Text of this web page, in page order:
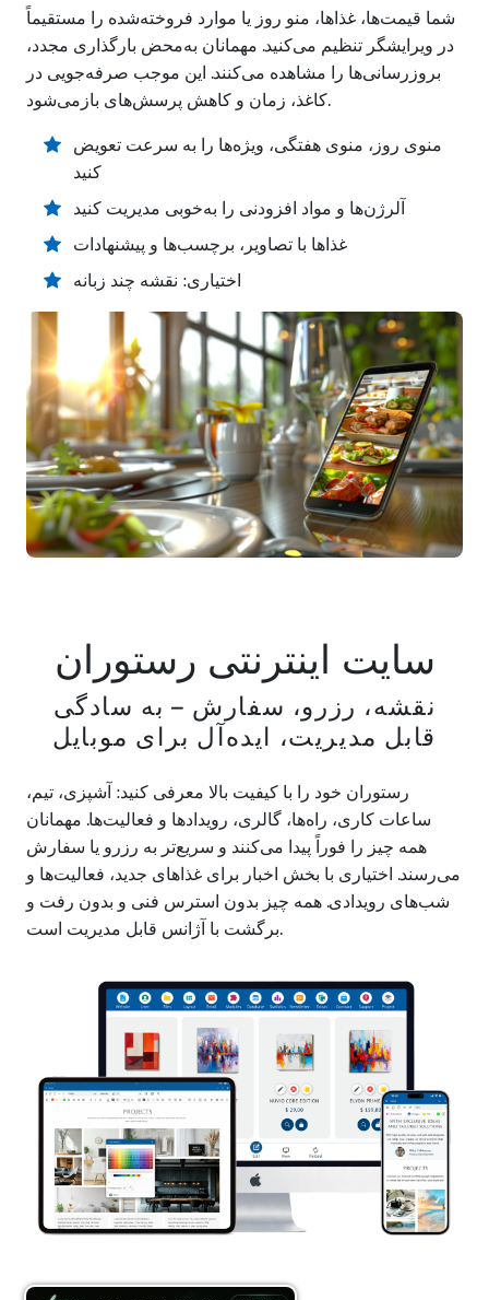
شما قیمت‌ها، غذاها، منو روز یا موارد فروخته‌شده را مستقیماً
در ویرایشگر تنظیم می‌کنید. مهمانان به‌محض بارگذاری مجدد،
بروزرسانی‌ها را مشاهده می‌کنند. این موجب صرفه‌جویی در
کاغذ، زمان و کاهش پرسش‌های بازمی‌شود.
منوی روز، منوی هفتگی، ویژه‌ها را به سرعت تعویض
کنید
آلرژن‌ها و مواد افزودنی را به‌خوبی مدیریت کنید
غذاها با تصاویر، برچسب‌ها و پیشنهادات
اختیاری: نقشه چند زبانه
سایت اینترنتی رستوران
نقشه، رزرو، سفارش – به سادگی
قابل مدیریت، ایده‌آل برای موبایل
رستوران خود را با کیفیت بالا معرفی کنید: آشپزی، تیم،
ساعات کاری، راه‌ها، گالری، رویدادها و فعالیت‌ها. مهمانان
همه چیز را فوراً پیدا می‌کنند و سریع‌تر به رزرو یا سفارش
می‌رسند. اختیاری با بخش اخبار برای غذاهای جدید، فعالیت‌ها و
شب‌های رویدادی. همه چیز بدون استرس فنی و بدون رفت و
برگشت با آژانس قابل مدیریت است.